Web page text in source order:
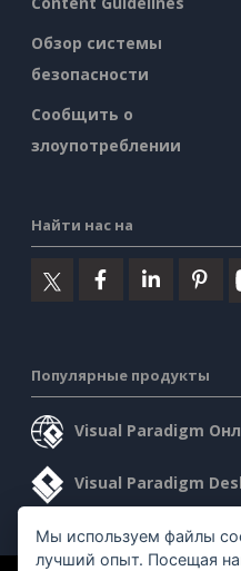
Обзор системы
безопасности
Сообщить о
злоупотреблении
Найти нас на
Популярные продукты
Visual Paradigm
Visual Paradigm
Мы используем файлы
лучший опыт. Посещая